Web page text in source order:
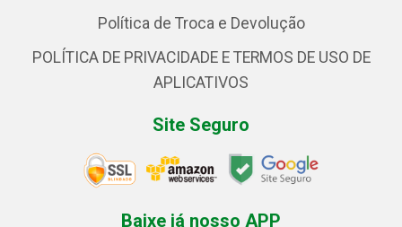
Política de Troca e Devolução
POLÍTICA DE PRIVACIDADE E TERMOS DE USO DE
APLICATIVOS
Site Seguro
Baixe já nosso APP